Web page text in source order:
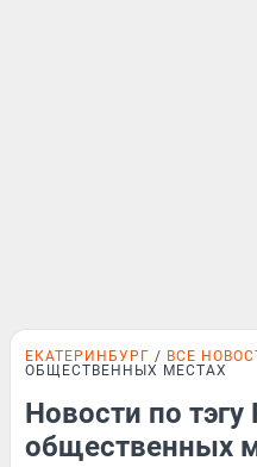
ЕКАТЕРИНБУРГ ВСЕ
ОБЩЕСТВЕННЫХ МЕСТАХ
Новости по тэгу
общественных